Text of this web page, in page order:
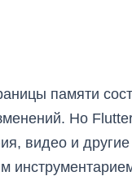
памяти
Но
видео и другие